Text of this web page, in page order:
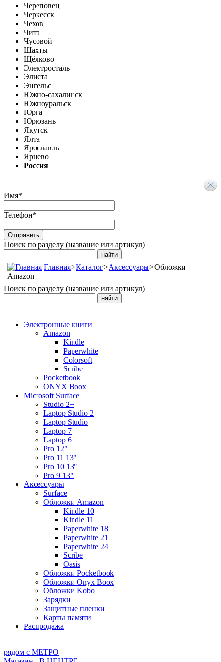
Череповец
Черкесск
Чехов
Чита
Чусовой
Шахты
Щёлково
Электросталь
Элиста
Энгельс
Южно-сахалинск
Южноуральск
Юрга
Юрюзань
Якутск
Ялта
Ярославль
Ярцево
Россия
Имя*
Телефон*
Поиск по разделу (название или артикул)
Главная>Каталог>Аксессуары>Обложки
Amazon
Поиск по разделу (название или артикул)
Электронные книги
Amazon
Kindle
Paperwhite
Colorsoft
Scribe
Pocketbook
ONYX Boox
Microsoft Surface
Studio 2+
Laptop Studio 2
Laptop Studio
Laptop 7
Laptop 6
Pro 12"
Pro 11 13"
Pro 10 13"
Pro 9 13"
Аксессуары
Surface
Обложки Amazon
Kindle 10
Kindle 11
Paperwhite 18
Paperwhite 21
Paperwhite 24
Scribe
Oasis
Обложки Pocketbook
Обложки Onyx Boox
Обложки Kobo
Зарядки
Защитные пленки
Карты памяти
Распродажа
рядом с МЕТРО